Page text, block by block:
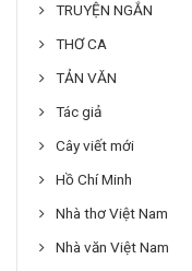
TRUYỆN NGẮN
THƠ CA
TẢN VĂN
Tác giả
Cây viết mới
Hồ Chí Minh
Nhà thơ Việt Nam
Nhà văn Việt Nam